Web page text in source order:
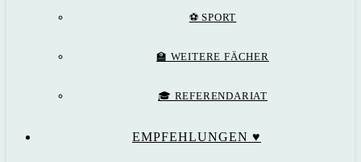
⚽️ SPORT
🏫 WEITERE FÄCHER
🎓 REFERENDARIAT
EMPFEHLUNGEN ♥️